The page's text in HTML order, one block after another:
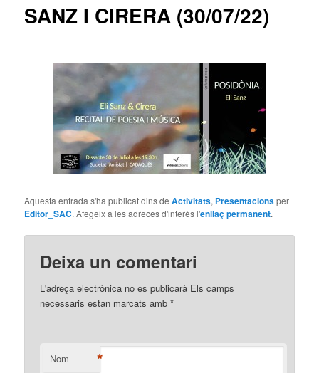
SANZ I CIRERA (30/07/22)
Aquesta entrada s'ha publicat dins deActivitats, Presentacionsper
Editor_SAC. Afegeix a les adreces d'interès l'enllaç permanent.
Deixa un comentari
L'adreça electrònica no es publicarà Els camps
necessaris estan marcats amb*
Nom *